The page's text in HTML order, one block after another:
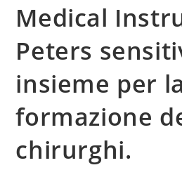
Medical
Peters
insieme per la
formazione
chirurghi.